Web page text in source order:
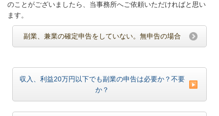
のことがございましたら、当事務所へご依頼いただければと思い
ます。
副業、兼業の確定申告をしていない。無申告の場合
収入、利益20万円以下でも副業の申告は必要か？不要
か？